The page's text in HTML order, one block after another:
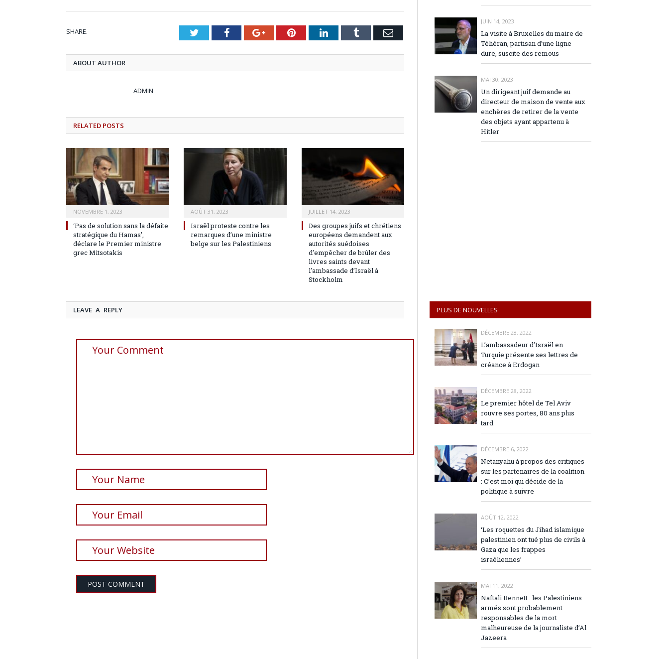
SHARE. TwitterFacebookGoogle+PinterestLinkedInTumblr Email
ABOUT AUTHOR
ADMIN
RELATED POSTS
NOVEMBRE 1, 2023
‘Pas de solution sans la défaite
stratégique du Hamas’,
déclare le Premier ministre
grec Mitsotakis
AOÛT 31, 2023
Israël proteste contre les
remarques d’une ministre
belge sur les Palestiniens
JUILLET 14, 2023
Des groupes juifs et chrétiens
européens demandent aux
autorités suédoises
d’empêcher de brûler des
livres saints devant
l’ambassade d’Israël à
Stockholm
LEAVE A REPLY
JUIN 14, 2023
La visite à Bruxelles du maire de
Téhéran, partisan d’une ligne
dure, suscite des remous
MAI 30, 2023
Un dirigeant juif demande au
directeur de maison de vente aux
enchères de retirer de la vente
des objets ayant appartenu à
Hitler
PLUS DE NOUVELLES
DÉCEMBRE 28, 2022
L’ambassadeur d’Israël en
Turquie présente ses lettres de
créance à Erdogan
DÉCEMBRE 28, 2022
Le premier hôtel de Tel Aviv
rouvre ses portes, 80 ans plus
tard
DÉCEMBRE 6, 2022
Netanyahu à propos des critiques
sur les partenaires de la coalition
: C’est moi qui décide de la
politique à suivre
AOÛT 12, 2022
‘Les roquettes du Jihad islamique
palestinien ont tué plus de civils à
Gaza que les frappes
israéliennes’
MAI 11, 2022
Naftali Bennett : les Palestiniens
armés sont probablement
responsables de la mort
malheureuse de la journaliste d’Al
Jazeera